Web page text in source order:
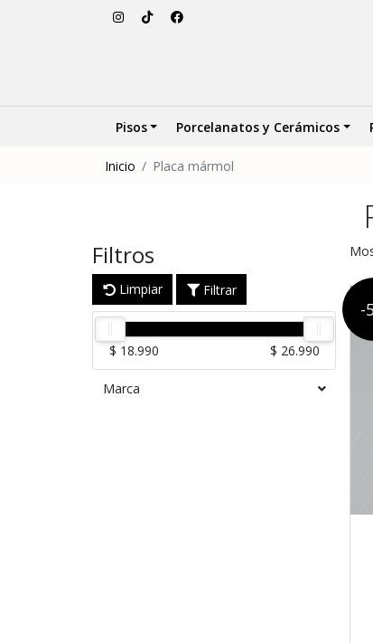
Pisos Porcelanatos y Cerámicos
Inicio Placa mármol
Filtros
Limpiar Filtrar
$ 18.990 $ 26.990
Marca
-